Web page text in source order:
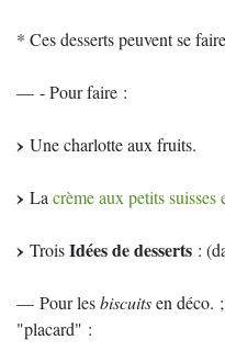
* Ces desserts peuvent se
— - Pour faire :
Une charlotte aux fruits.
Lacrème aux petits suisses
TroisIdées de desserts :
— Pour lesbiscuitsen déco.
"placard" :